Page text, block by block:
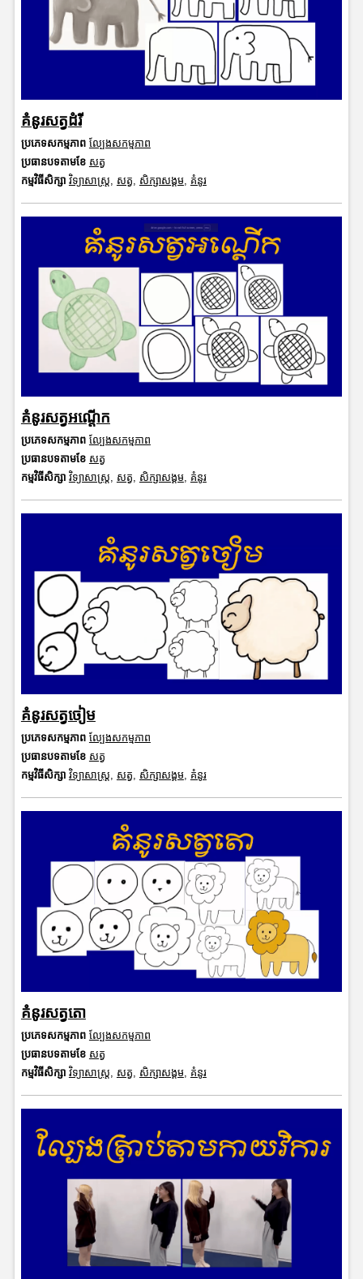
គំនូរសត្វដំរី
ប្រភេទសកម្មភាព ល្បែងសកម្មភាព
ប្រធានបទតាមខែ សត្វ
កម្មវិធីសិក្សា វិទ្យាសាស្រ្ត សត្វ សិក្សាសង្គម, គំនូរ
គំនូរសត្វអណ្តើក
ប្រភេទសកម្មភាព ល្បែងសកម្មភាព
ប្រធានបទតាមខែ សត្វ
កម្មវិធីសិក្សា វិទ្យាសាស្រ្ត, សត្វ, សិក្សាសង្គម, គំនូរ
គំនូរសត្វចៀម
ប្រភេទសកម្មភាព ល្បែងសកម្មភាព
ប្រធានបទតាមខែ សត្វ
កម្មវិធីសិក្សា វិទ្យាសាស្រ្ត សត្វ សិក្សាសង្គម, គំនូរ
គំនូរសត្វតោ
ប្រភេទសកម្មភាព ល្បែងសកម្មភាព
ប្រធានបទតាមខែ សត្វ
កម្មវិធីសិក្សា វិទ្យាសាស្រ្ត សត្វ សិក្សាសង្គម, គំនូរ